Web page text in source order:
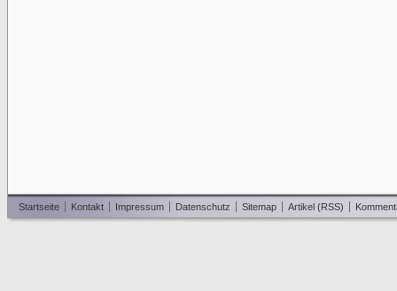
Startseite Kontakt Impressum Datenschutz Sitemap Artikel (RSS)